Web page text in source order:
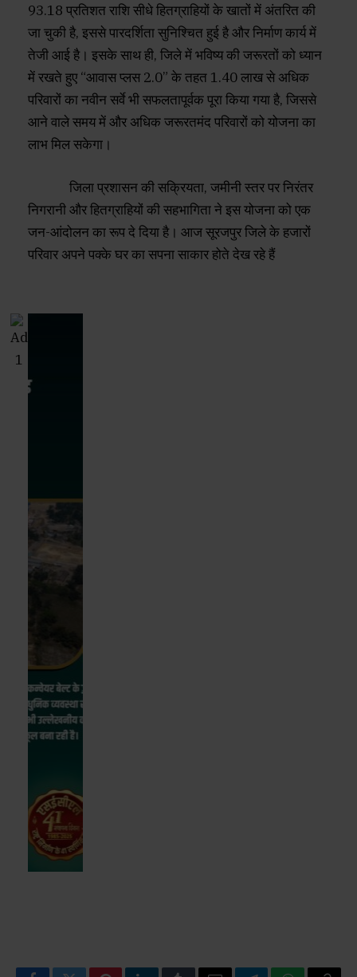
93.18 प्रतिशत राशि सीधे हितग्राहियों के खातों में अंतरित की
जा चुकी है, इससे पारदर्शिता सुनिश्चित हुई है और निर्माण कार्य में
तेजी आई है। इसके साथ ही, जिले में भविष्य की जरूरतों को ध्यान
में रखते हुए “आवास प्लस 2.0” के तहत 1.40 लाख से अधिक
परिवारों का नवीन सर्वे भी सफलतापूर्वक पूरा किया गया है, जिससे
आने वाले समय में और अधिक जरूरतमंद परिवारों को योजना का
लाभ मिल सकेगा।
जिला प्रशासन की सक्रियता, जमीनी स्तर पर निरंतर
निगरानी और हितग्राहियों की सहभागिता ने इस योजना को एक
जन-आंदोलन का रूप दे दिया है। आज सूरजपुर जिले के हजारों
परिवार अपने पक्के घर का सपना साकार होते देख रहे हैं